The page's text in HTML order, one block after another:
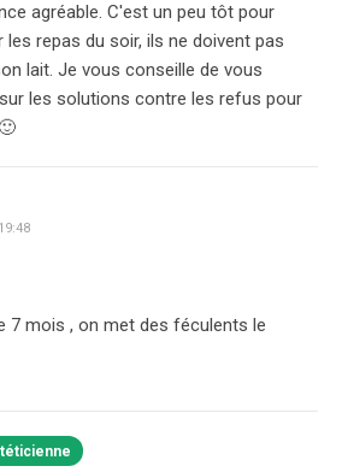
agréable. C'est un peu tôt pour
repas du soir, ils ne doivent pas
lait. Je vous conseille de vous
les solutions contre les refus pour
7 mois , on met des féculents le